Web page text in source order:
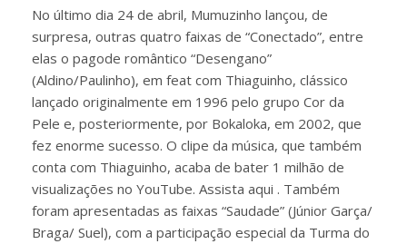
No último dia 24 de abril, Mumuzinho lançou, de
surpresa, outras quatro faixas de “Conectado”, entre
elas o pagode romântico “Desengano”
(Aldino/Paulinho), em feat com Thiaguinho, clássico
lançado originalmente em 1996 pelo grupo Cor da
Pele e, posteriormente, por Bokaloka, em 2002, que
fez enorme sucesso. O clipe da música, que também
conta com Thiaguinho, acaba de bater 1 milhão de
visualizações no YouTube. Assista aqui . Também
foram apresentadas as faixas “Saudade” (Júnior Garça/
Braga/ Suel), com a participação especial da Turma do